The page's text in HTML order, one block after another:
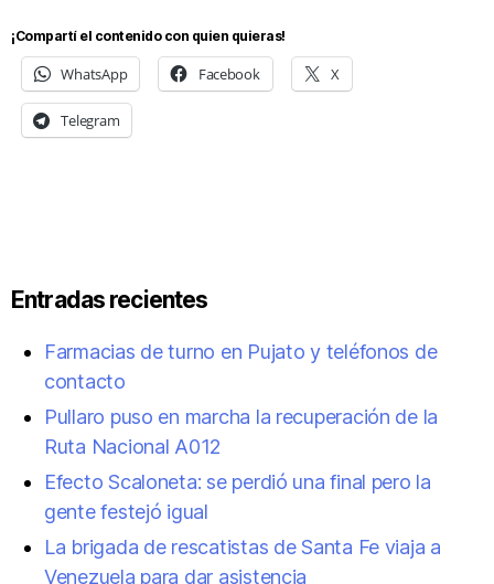
¡Compartí el contenido con quien quieras!
WhatsApp Facebook X
Telegram
Entradas recientes
Farmacias de turno en Pujato y teléfonos de
contacto
Pullaro puso en marcha la recuperación de la
Ruta Nacional A012
Efecto Scaloneta: se perdió una final pero la
gente festejó igual
La brigada de rescatistas de Santa Fe viaja a
Venezuela para dar asistencia